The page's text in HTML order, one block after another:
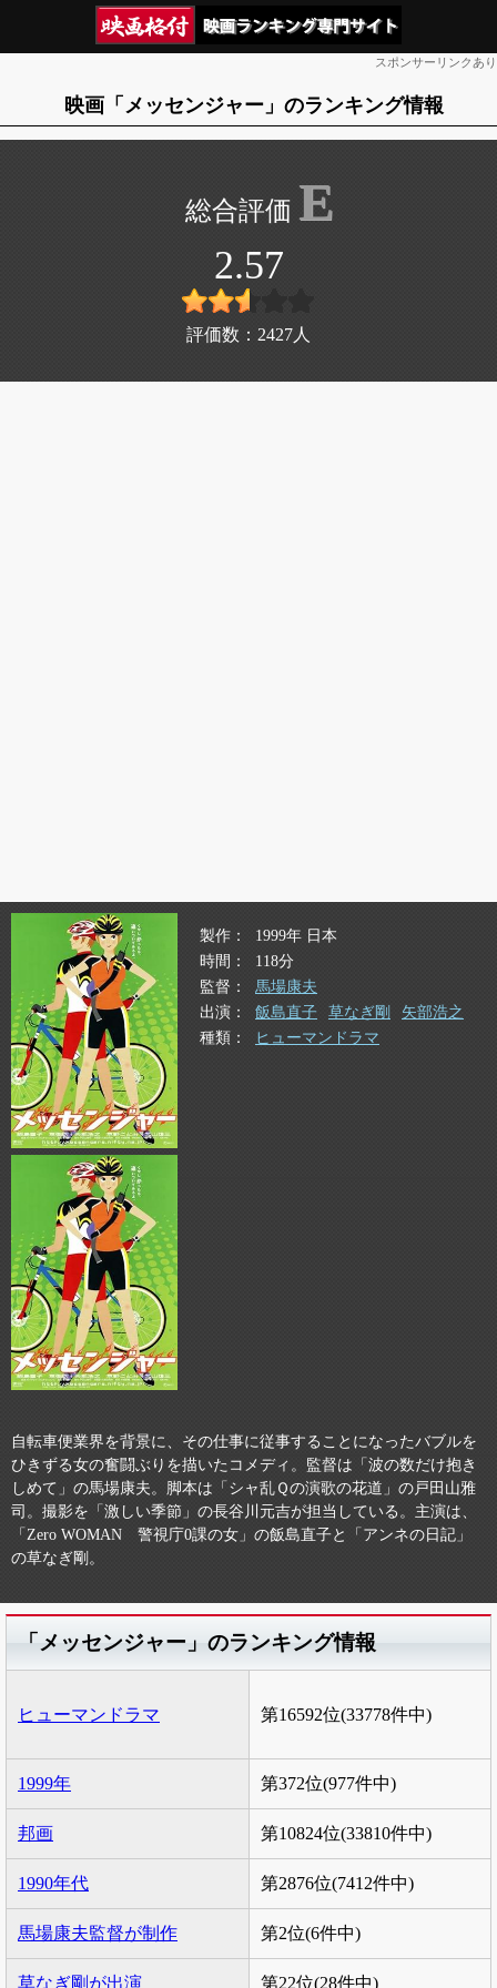
スポンサーリンクあり
映画「メッセンジャー」のランキング情報
E
2.57
評価数： 2427 人
製作
1999年 日本
時間
118分
監督
馬場康夫
出演
飯島直子 草なぎ剛
矢部浩之
種類
ヒューマンドラマ
自転車便業界を背景に、その仕事に従事することになったバブルを
ひきずる女の奮闘ぶりを描いたコメディ。監督は「波の数だけ抱き
しめて」の馬場康夫。脚本は「シャ乱Ｑの演歌の花道」の戸田山雅
司。撮影を「激しい季節」の長谷川元吉が担当している。主演は、
「Zero WOMAN 警視庁0課の女」の飯島直子と「アンネの日記」
の草なぎ剛。
「メッセンジャー」のランキング情報
ヒューマンドラマ 第16592位(33778件中)
1999年 第372位(977件中)
邦画 第10824位(33810件中)
1990年代 第2876位(7412件中)
馬場康夫監督が制作 第2位(6件中)
草なぎ剛が出演 第22位(28件中)